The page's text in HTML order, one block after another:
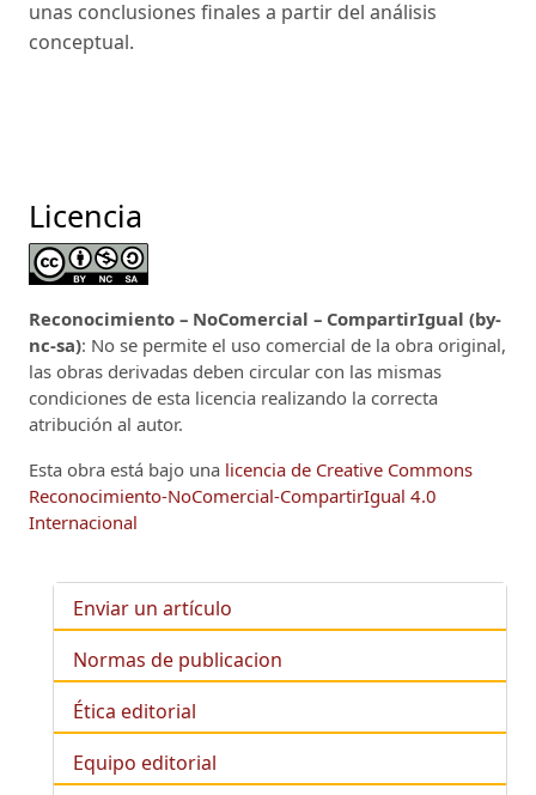
unas conclusiones finales a partir del análisis
conceptual.
Licencia
Reconocimiento – NoComercial – CompartirIgual (by-
nc-sa): No se permite el uso comercial de la obra original,
las obras derivadas deben circular con las mismas
condiciones de esta licencia realizando la correcta
atribución al autor.
Esta obra está bajo una licencia de Creative Commons
Reconocimiento-NoComercial-CompartirIgual 4.0
Internacional
Enviar un artículo
Normas de publicacion
Ética editorial
Equipo editorial